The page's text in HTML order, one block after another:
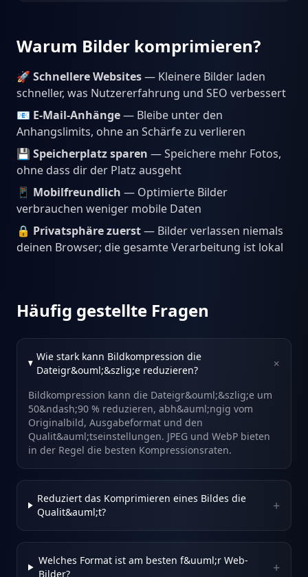
Warum Bilder komprimieren?
🚀 Schnellere Websites— Kleinere Bilder laden
schneller, was Nutzererfahrung und SEO verbessert
📧 E-Mail-Anhänge— Bleibe unter den
Anhangslimits, ohne an Schärfe zu verlieren
💾 Speicherplatz sparen — Speichere mehr Fotos,
ohne dass dir der Platz ausgeht
📱 Mobilfreundlich — Optimierte Bilder
verbrauchen weniger mobile Daten
🔒 Privatsphäre zuerst— Bilder verlassen niemals
deinen Browser; die gesamte Verarbeitung ist lokal
Häufig gestellte Fragen
Wie stark kann Bildkompression die
Dateigr&ouml;&szlig;e reduzieren?
+
Bildkompression kann die Dateigr&ouml;&szlig;e um
50&ndash;90 % reduzieren, abh&auml;ngig vom
Originalbild, Ausgabeformat und den
Qualit&auml;tseinstellungen. JPEG und WebP bieten
in der Regel die besten Kompressionsraten.
Reduziert das Komprimieren eines Bildes die
Qualit&auml;t?
+
Welches Format ist am besten f&uuml;r Web-
Bilder?
+